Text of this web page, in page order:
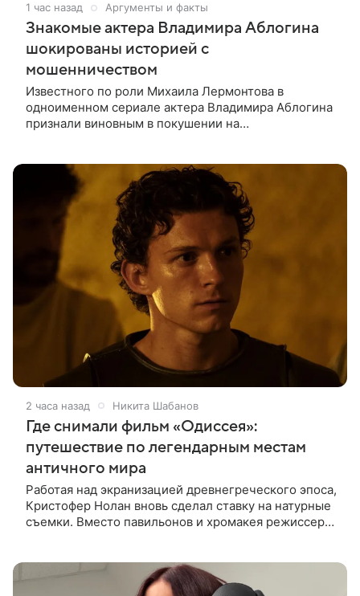
1 час назад Аргументы и факты
Знакомые актера Владимира Аблогина
шокированы историей с
мошенничеством
Известного по роли Михаила Лермонтова в
одноименном сериале актера Владимира Аблогина
признали виновным в покушении на
2 часа назад Никита Шабанов
Где снимали фильм «Одиссея»:
путешествие по легендарным местам
античного мира
Работая над экранизацией древнегреческого эпоса,
Кристофер Нолан вновь сделал ставку на натурные
съемки. Вместо павильонов и хромакея режиссер